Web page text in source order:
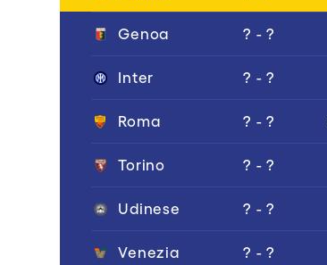
Genoa ? - ?
Inter ? - ?
Roma ? - ?
Torino ? - ?
Udinese ? - ?
Venezia ? - ?